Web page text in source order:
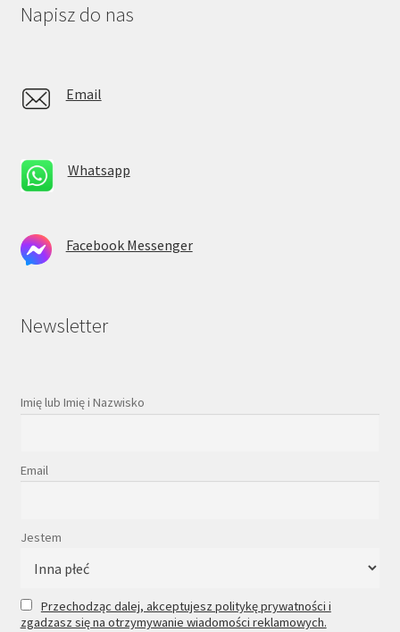
Napisz do nas
Email
Whatsapp
Facebook Messenger
Newsletter
Imię lub Imię i Nazwisko
Email
Jestem
Przechodząc dalej, akceptujesz politykę prywatności i
zgadzasz się na otrzymywanie wiadomości reklamowych.